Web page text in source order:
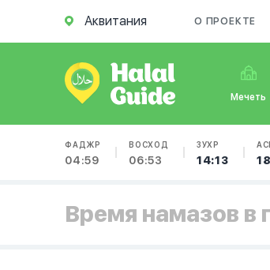
Аквитания О ПРОЕКТЕ
Мечеть
ФАДЖР
04:59
ВОСХОД
06:53
ЗУХР
14:13
Время намазов в